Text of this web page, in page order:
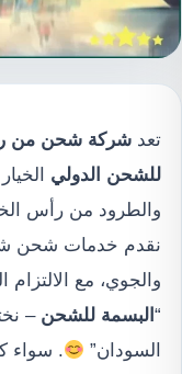
تعد شركة شحن من
للشحن الدولي
والطرود من رأس
نقدم خدمات شحن
والجوي، مع الالتزام
“ البسمة للشحن –
السودان”
. سواء